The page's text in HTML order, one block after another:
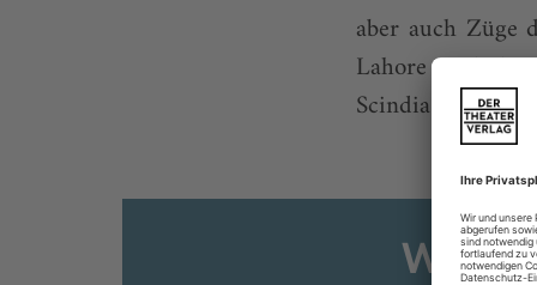
aber auch Züge
Lahore und die
Scindia nicht ...